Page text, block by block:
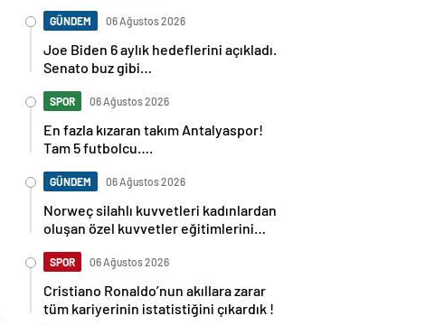
GÜNDEM 06 Ağustos 2026
Joe Biden 6 aylık hedeflerini açıkladı.
Senato buz gibi…
SPOR 06 Ağustos 2026
En fazla kızaran takım Antalyaspor!
Tam 5 futbolcu….
GÜNDEM 06 Ağustos 2026
Norweç silahlı kuvvetleri kadınlardan
oluşan özel kuvvetler eğitimlerini
SPOR 06 Ağustos 2026
Cristiano Ronaldo’nun akıllara zarar
tüm kariyerinin istatistiğini çıkardık !